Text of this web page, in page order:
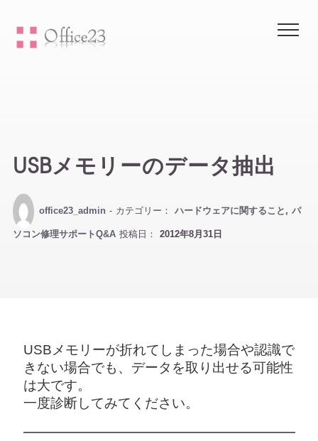
USBメモリーのデータ抽出
office23_admin - カテゴリー： ハードウェアに関すること , パ
ソコン修理サポートQ&A投稿日： 2012年8月31日
USBメモリーが折れてしまった場合や認識で
きない場合でも、データを取り出せる可能性
は大です。
一度診断してみてください。